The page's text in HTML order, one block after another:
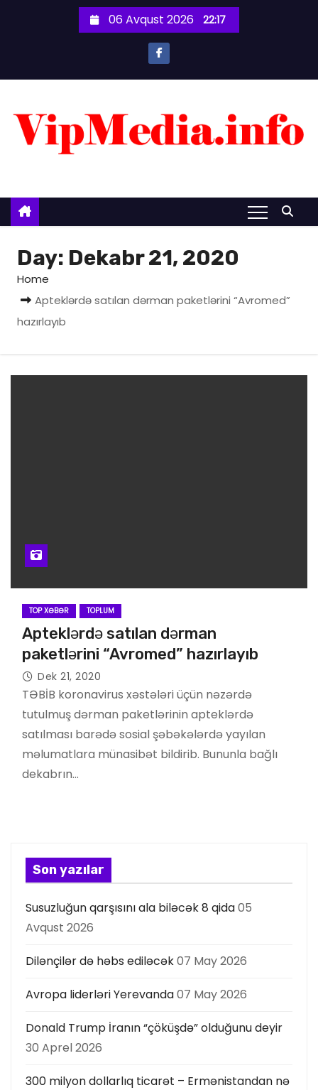
n
06 Avqust 2026 22:17
Day: Dekabr 21, 2020
Home
Apteklərdə satılan dərman paketlərini “Avromed”
hazırlayıb
TOP XƏBƏR TOPLUM
Apteklərdə satılan dərman
paketlərini “Avromed” hazırlayıb
Dek 21, 2020
TƏBİB koronavirus xəstələri üçün nəzərdə
tutulmuş dərman paketlərinin apteklərdə
satılması barədə sosial şəbəkələrdə yayılan
məlumatlara münasibət bildirib. Bununla bağlı
dekabrın…
Son yazılar
Susuzluğun qarşısını ala biləcək 8 qida05
Avqust 2026
Dilənçilər də həbs ediləcək07 May 2026
Avropa liderləri Yerevanda07 May 2026
Donald Trump İranın “çöküşdə” olduğunu deyir
30 Aprel 2026
300 milyon dollarlıq ticarət – Ermənistandan nə